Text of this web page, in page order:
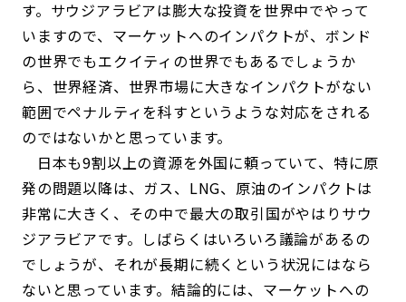
す。サウジアラビアは膨大な投資を世界中でやって
いますので、マーケットへのインパクトが、ボンド
の世界でもエクイティの世界でもあるでしょうか
ら、世界経済、世界市場に大きなインパクトがない
範囲でペナルティを科すというような対応をされる
のではないかと思っています。
日本も9割以上の資源を外国に頼っていて、特に原
発の問題以降は、ガス、LNG、原油のインパクトは
非常に大きく、その中で最大の取引国がやはりサウ
ジアラビアです。しばらくはいろいろ議論があるの
でしょうが、それが長期に続くという状況にはなら
ないと思っています。結論的には、マーケットへの